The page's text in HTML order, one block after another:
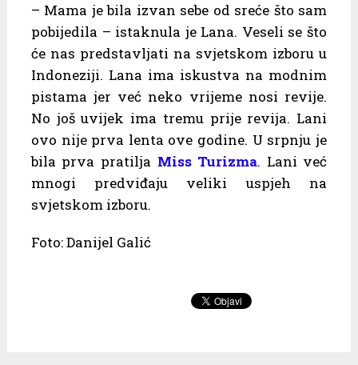
– Mama je bila izvan sebe od sreće što sam
pobijedila – istaknula je Lana. Veseli se što
će nas predstavljati na svjetskom izboru u
Indoneziji. Lana ima iskustva na modnim
pistama jer već neko vrijeme nosi revije.
No još uvijek ima tremu prije revija. Lani
ovo nije prva lenta ove godine. U srpnju je
bila prva pratilja Miss Turizma. Lani već
mnogi predviđaju veliki uspjeh na
svjetskom izboru.
Foto: Danijel Galić